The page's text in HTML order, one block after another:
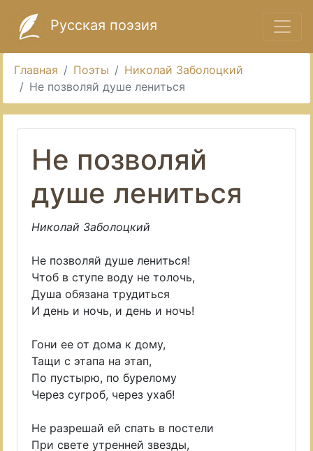
Русская поэзия
Главная Поэты
Николай Заболоцкий
Не позволяй душе лениться
Не позволяй
душе лениться
Николай Заболоцкий
Не позволяй душе лениться!
Чтоб в ступе воду не толочь,
Душа обязана трудиться
И день и ночь, и день и ночь!
Гони ее от дома к дому,
Тащи с этапа на этап,
По пустырю, по бурелому
Через сугроб, через ухаб!
Не разрешай ей спать в постели
При свете утренней звезды,